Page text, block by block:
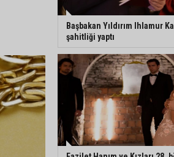
Başbakan Yıldırım Ihlamur
şahitliği yaptı